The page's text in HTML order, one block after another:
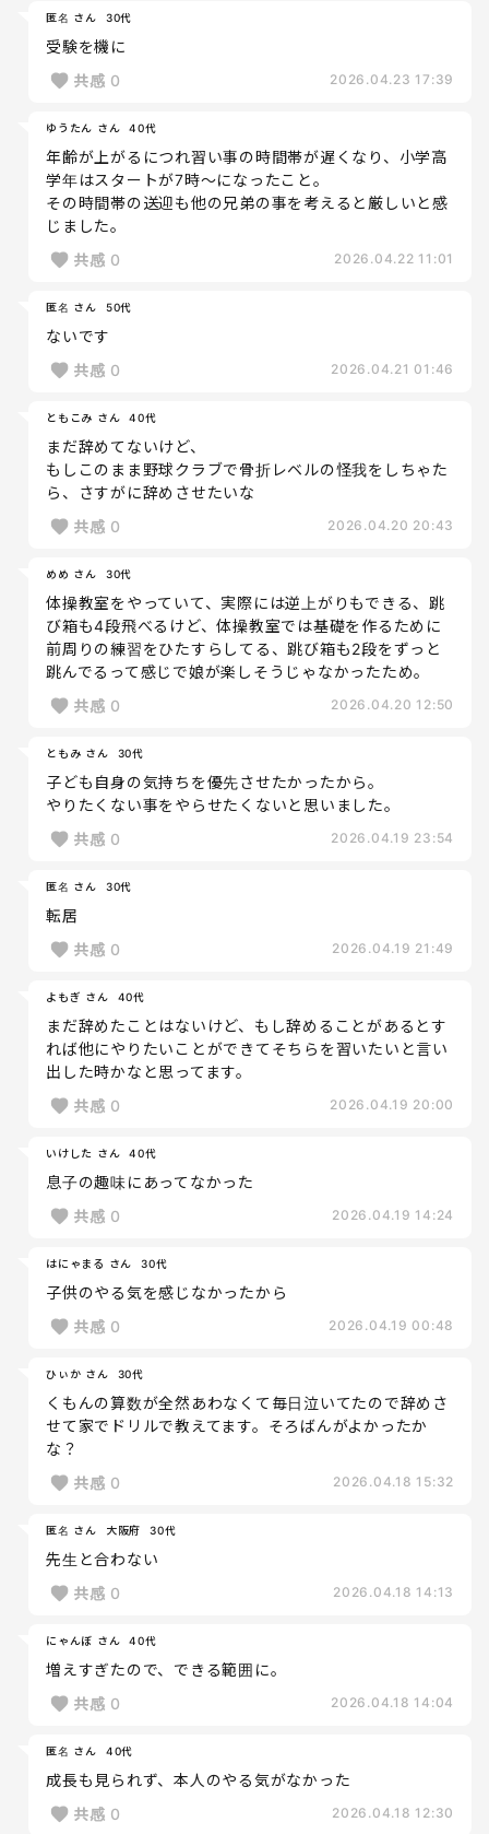
匿名 さん 30代
受験を機に
共感 0 2026.04.23 17:39
ゆうたん さん 40代
年齢が上がるにつれ習い事の時間帯が遅くなり、小学高
学年はスタートが7時～になったこと。
その時間帯の送迎も他の兄弟の事を考えると厳しいと感
じました。
共感 0 2026.04.22 11:01
匿名 さん 50代
ないです
共感 0 2026.04.21 01:46
ともこみ さん 40代
まだ辞めてないけど、
もしこのまま野球クラブで骨折レベルの怪我をしちゃた
ら、さすがに辞めさせたいな
共感 0 2026.04.20 20:43
めめ さん 30代
体操教室をやっていて、実際には逆上がりもできる、跳
び箱も4段飛べるけど、体操教室では基礎を作るために
前周りの練習をひたすらしてる、跳び箱も2段をずっと
跳んでるって感じで娘が楽しそうじゃなかったため。
共感 0 2026.04.20 12:50
ともみ さん 30代
子ども自身の気持ちを優先させたかったから。
やりたくない事をやらせたくないと思いました。
共感 0 2026.04.19 23:54
匿名 さん 30代
転居
共感 0 2026.04.19 21:49
よもぎ さん 40代
まだ辞めたことはないけど、もし辞めることがあるとす
れば他にやりたいことができてそちらを習いたいと言い
出した時かなと思ってます。
共感 0 2026.04.19 20:00
いけした さん 40代
息子の趣味にあってなかった
共感 0 2026.04.19 14:24
はにゃまる さん 30代
子供のやる気を感じなかったから
共感 0 2026.04.19 00:48
ひぃか さん 30代
くもんの算数が全然あわなくて毎日泣いてたので辞めさ
せて家でドリルで教えてます。そろばんがよかったか
な？
共感 0 2026.04.18 15:32
匿名 さん 大阪府 30代
先生と合わない
共感 0 2026.04.18 14:13
にゃんぼ さん 40代
増えすぎたので、できる範囲に。
共感 0 2026.04.18 14:04
匿名 さん 40代
成長も見られず、本人のやる気がなかった
共感 0 2026.04.18 12:30